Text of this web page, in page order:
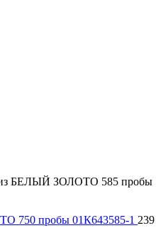
БЕЛЫЙ ЗОЛОТО 585 пробы
750 пробы 01К643585-1 239